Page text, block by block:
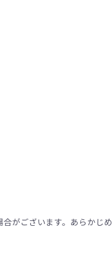
がございます。あらかじめ